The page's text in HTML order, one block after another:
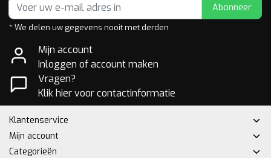
Abonneer
* We delen uw gegevens nooit met derden
Mijn account
Inloggen of account maken
Vragen?
Klik hier voor contactinformatie
Klantenservice
Mijn account
Categorieën